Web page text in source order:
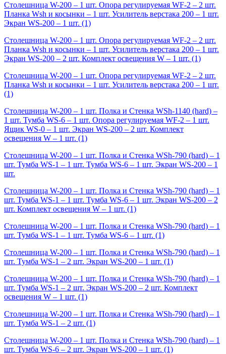
Столешница W-200 – 1 шт. Опора регулируемая WF-2 – 2 шт.
Планка Wsh и косынки – 1 шт. Усилитель верстака 200 – 1 шт.
Экран WS-200 – 1 шт. (1)
Столешница W-200 – 1 шт. Опора регулируемая WF-2 – 2 шт.
Планка Wsh и косынки – 1 шт. Усилитель верстака 200 – 1 шт.
Экран WS-200 – 2 шт. Комплект освещения W – 1 шт. (1)
Столешница W-200 – 1 шт. Опора регулируемая WF-2 – 2 шт.
Планка Wsh и косынки – 1 шт. Усилитель верстака 200 – 1 шт.
(1)
Столешница W-200 – 1 шт. Полка и Стенка WSh-1140 (hard) –
1 шт. Тумба WS-6 – 1 шт. Опора регулируемая WF-2 – 1 шт.
Ящик WS-0 – 1 шт. Экран WS-200 – 2 шт. Комплект
освещения W – 1 шт. (1)
Столешница W-200 – 1 шт. Полка и Стенка WSh-790 (hard) – 1
шт. Тумба WS-1 – 1 шт. Тумба WS-6 – 1 шт. Экран WS-200 – 1
шт.
Столешница W-200 – 1 шт. Полка и Стенка WSh-790 (hard) – 1
шт. Тумба WS-1 – 1 шт. Тумба WS-6 – 1 шт. Экран WS-200 – 2
шт. Комплект освещения W – 1 шт. (1)
Столешница W-200 – 1 шт. Полка и Стенка WSh-790 (hard) – 1
шт. Тумба WS-1 – 1 шт. Тумба WS-6 – 1 шт. (1)
Столешница W-200 – 1 шт. Полка и Стенка WSh-790 (hard) – 1
шт. Тумба WS-1 – 2 шт. Экран WS-200 – 1 шт. (1)
Столешница W-200 – 1 шт. Полка и Стенка WSh-790 (hard) – 1
шт. Тумба WS-1 – 2 шт. Экран WS-200 – 2 шт. Комплект
освещения W – 1 шт. (1)
Столешница W-200 – 1 шт. Полка и Стенка WSh-790 (hard) – 1
шт. Тумба WS-1 – 2 шт. (1)
Столешница W-200 – 1 шт. Полка и Стенка WSh-790 (hard) – 1
шт. Тумба WS-6 – 2 шт. Экран WS-200 – 1 шт. (1)